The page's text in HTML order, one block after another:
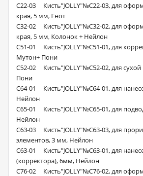
С22-03 Кисть"JOLLY"№С22-03, для
края, 5 мм, Енот
С32-02 Кисть"JOLLY"№С32-02, для
края, 5 мм, Колонок + Нейлон
С51-01 Кисть"JOLLY"№С51-01, для
Мутон+ Пони
С52-02 Кисть"JOLLY"№С52-02, для
Пони
С64-01 Кисть"JOLLY"№С64-01, для
Нейлон
С65-01 Кисть"JOLLY"№С65-01, для
Нейлон
С63-03 Кисть"JOLLY"№С63-03, для
элементов, 3 мм, Нейлон
С63-01 Кисть"JOLLY"№С63-01, для
(корректора), 6мм, Нейлон
С76-02 Кисть"JOLLY"№С76-02, для